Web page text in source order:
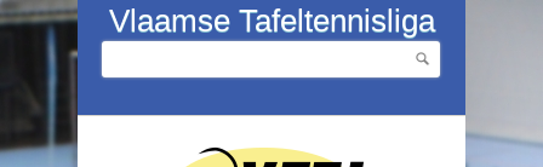
Overslaan en naar de inhoud gaan
Vlaamse Tafeltennisliga
Zoekveld